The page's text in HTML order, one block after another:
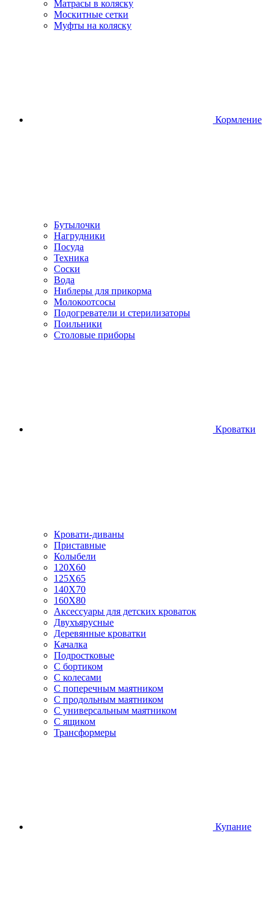
Матрасы в коляску
Москитные сетки
Муфты на коляску
Кормление
Бутылочки
Нагрудники
Посуда
Техника
Соски
Вода
Ниблеры для прикорма
Молокоотсосы
Подогреватели и стерилизаторы
Поильники
Столовые приборы
Кроватки
Кровати-диваны
Приставные
Колыбели
120Х60
125X65
140Х70
160Х80
Аксессуары для детских кроваток
Двухъярусные
Деревянные кроватки
Качалка
Подростковые
С бортиком
С колесами
С поперечным маятником
С продольным маятником
С универсальным маятником
С ящиком
Трансформеры
Купание